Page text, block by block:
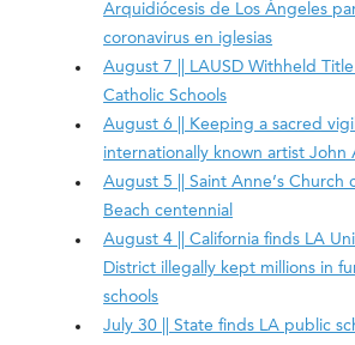
Arquidiócesis de Los Ángeles
coronavirus en iglesias
August 7 || LAUSD Withheld
Catholic Schools
August 6 || Keeping a sacred
internationally known artist John
August 5 || Saint Anne’s Church
Beach centennial
August 4 || California finds LA
District illegally kept millions in
schools
July 30 || State finds LA public